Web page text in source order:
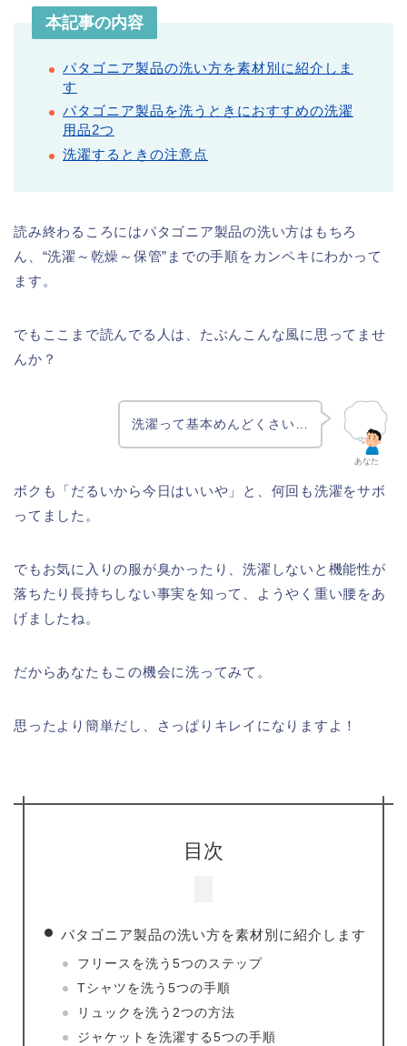
本記事の内容
パタゴニア製品の洗い方を素材別に紹介しま
す
パタゴニア製品を洗うときにおすすめの洗濯
用品2つ
洗濯するときの注意点
読み終わるころにはパタゴニア製品の洗い方はもちろ
ん、“洗濯～乾燥～保管”までの手順をカンペキにわかって
ます。
でもここまで読んでる人は、たぶんこんな風に思ってませ
んか？
あなた
洗濯って基本めんどくさい…
ボクも「だるいから今日はいいや」と、何回も洗濯をサボ
ってました。
でもお気に入りの服が臭かったり、洗濯しないと機能性が
落ちたり長持ちしない事実を知って、ようやく重い腰をあ
げましたね。
だからあなたもこの機会に洗ってみて。
思ったより簡単だし、さっぱりキレイになりますよ！
目次
パタゴニア製品の洗い方を素材別に紹介します
フリースを洗う5つのステップ
Tシャツを洗う5つの手順
リュックを洗う2つの方法
ジャケットを洗濯する5つの手順